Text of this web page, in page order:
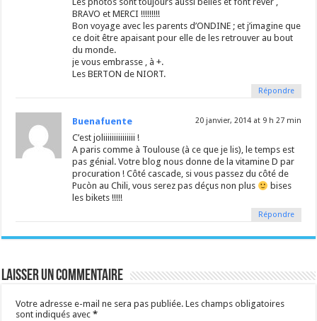
BRAVO et MERCI !!!!!!!!!
Bon voyage avec les parents d’ONDINE ; et j’imagine que
ce doit être apaisant pour elle de les retrouver au bout
du monde.
je vous embrasse , à +.
Les BERTON de NIORT.
Répondre
Buenafuente 20 janvier, 2014 at 9 h 27 min
C’est joliiiiiiiiiiiiiii !
A paris comme à Toulouse (à ce que je lis), le temps est
pas génial. Votre blog nous donne de la vitamine D par
procuration ! Côté cascade, si vous passez du côté de
Pucòn au Chili, vous serez pas déçus non plus
bises
les bikets !!!!!
Répondre
Laisser un commentaire
Votre adresse e-mail ne sera pas publiée. Les champs obligatoires
sont indiqués avec*